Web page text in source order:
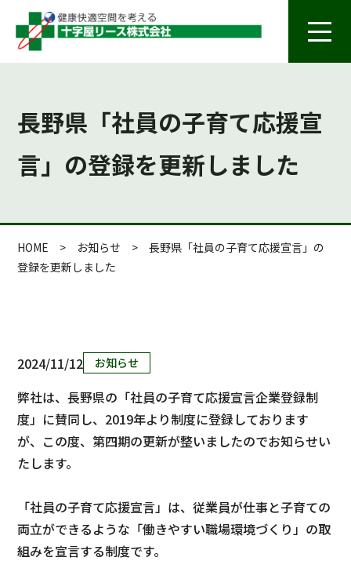
長野県「社員の子育て応援宣
言」の登録を更新しました
HOME > お知らせ >
長野県「社員の子育て応援宣言」の
登録を更新しました
2024/11/12 お知らせ
弊社は、長野県の「社員の子育て応援宣言企業登録制
度」に賛同し、2019年より制度に登録しております
が、この度、第四期の更新が整いましたのでお知らせい
たします。
「社員の子育て応援宣言」は、従業員が仕事と子育ての
両立ができるような「働きやすい職場環境づくり」の取
組みを宣言する制度です。